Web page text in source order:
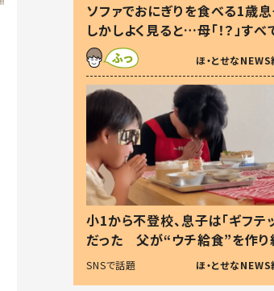
ソファでおにぎりを食べる1歳
しかしよく見ると…母「！？」すべ
察した母の投稿に「可愛いから許
す！」「現行犯〜」
ほ・とせな
小1から不登校、息子は「ギフテ
だった 父が“ウチ給食”を作り
る理由とは #令和の親 #令和
SNSで話題 ほ・とせな